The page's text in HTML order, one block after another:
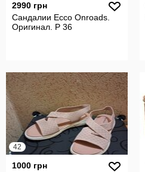
2990 грн
Сандалии Ecco Onroads.
Оригинал. Р 36
42
1000 грн